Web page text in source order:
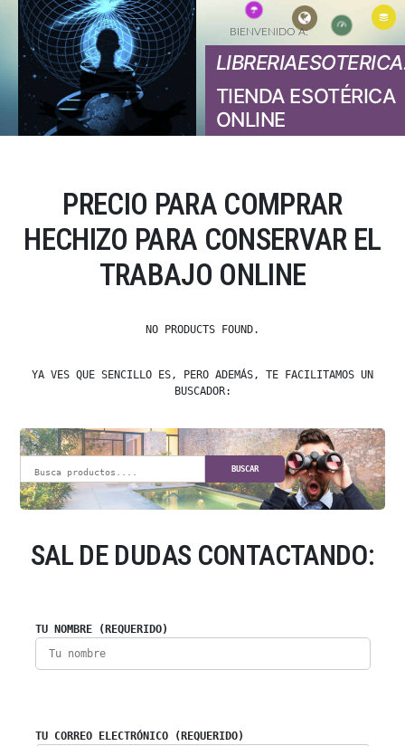
TIENDA ESOTÉRICA
ONLINE
BIENVENIDO A:
PRECIO PARA COMPRAR
HECHIZO PARA CONSERVAR EL
TRABAJO ONLINE
NO PRODUCTS FOUND.
YA VES QUE SENCILLO ES, PERO ADEMÁS, TE FACILITAMOS UN
BUSCADOR:
BUSCAR
SAL DE DUDAS CONTACTANDO:
TU NOMBRE (REQUERIDO)
TU CORREO ELECTRÓNICO (REQUERIDO)